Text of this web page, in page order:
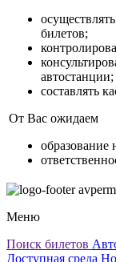
билетов;
автостанции;
составлять
От Вас ожидаем
образование
Меню
Поиск билетов
Доступная среда